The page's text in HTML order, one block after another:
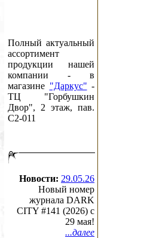
Полный актуальный
ассортимент
продукции нашей
компании - в
магазине "Даркус" -
ТЦ "Горбушкин
Двор", 2 этаж, пав.
C2-011
Новости: 29.05.26
Новый номер
журнала DARK
CITY #141 (2026) c
29 мая!
...далее